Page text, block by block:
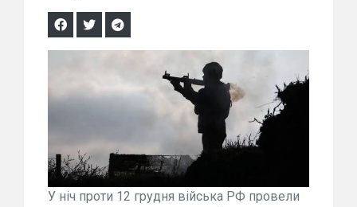
У ніч проти 12 грудня війська РФ провели